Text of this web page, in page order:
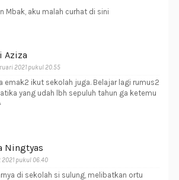
Mbak, aku malah curhat di sini
Aziza
2021 pukul 20.55
emak2 ikut sekolah juga. Belajar lagi rumus2
yang udah lbh sepuluh tahun ga ketemu
Ningtyas
2021 pukul 06.40
di sekolah si sulung, melibatkan ortu